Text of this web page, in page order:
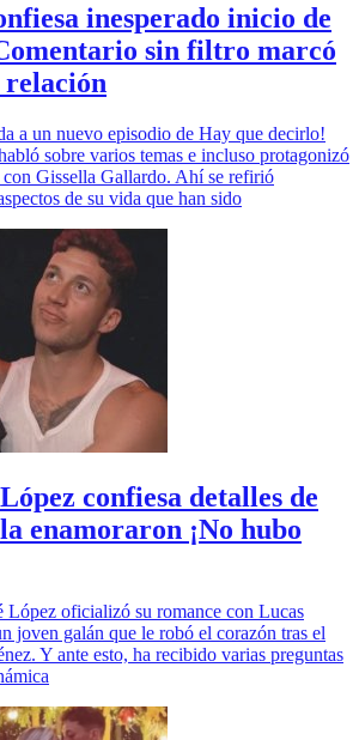
inesperado inicio de
sin filtro marcó
relación
a un nuevo episodio de Hay que decirlo!
sobre varios temas e incluso protagonizó
Gissella Gallardo. Ahí se refirió
de su vida que han sido
confiesa detalles de
enamoraron ¡No hubo
López oficializó su romance con Lucas
joven galán que le robó el corazón tras el
Y ante esto, ha recibido varias preguntas